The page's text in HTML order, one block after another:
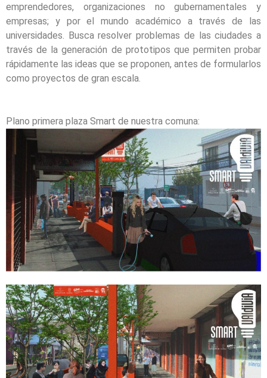
emprendedores, organizaciones no gubernamentales y
empresas; y por el mundo académico a través de las
universidades. Busca resolver problemas de las ciudades a
través de la generación de prototipos que permiten probar
rápidamente las ideas que se proponen, antes de formularlos
como proyectos de gran escala.
Plano primera plaza Smart de nuestra comuna: